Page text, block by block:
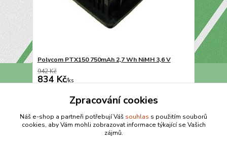
Polycom PTX150 750mAh 2,7 Wh NiMH 3,6 V
942 Kč
834 Kč/ks
Přidat do košíku
strana z 1
Zpracování cookies
Náš e-shop a partneři potřebují Váš souhlas s použitím souborů
cookies, aby Vám mohli zobrazovat informace týkající se Vašich
zájmů.